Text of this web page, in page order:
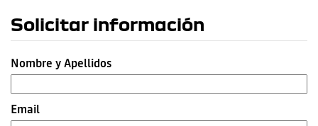
Solicitar información
Nombre y Apellidos
Email